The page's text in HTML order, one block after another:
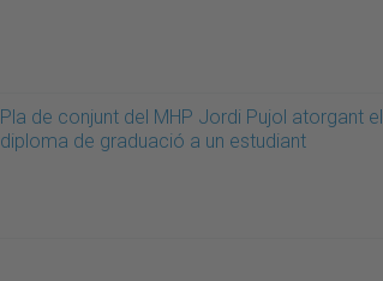
Pla de conjunt del MHP Jordi Pujol atorgant el
diploma de graduació a un estudiant